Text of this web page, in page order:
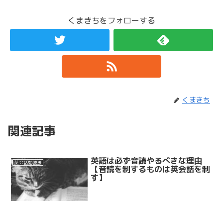
くまきちをフォローする
くまきち
関連記事
英会話勉強法 英語は必ず音読やるべきな理由
【音読を制するものは英会話を制
す】